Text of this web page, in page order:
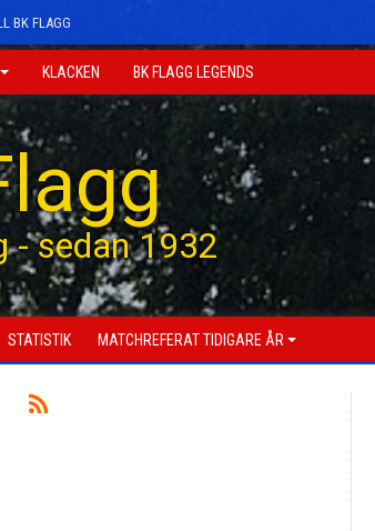
BK FLAGG
KLACKEN BK FLAGG LEGENDS
- sedan 1932
STATISTIK MATCHREFERAT TIDIGARE ÅR